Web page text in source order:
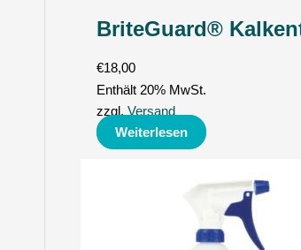
BriteGuard®
€18,00
Enthält 20% MwSt.
zzgl. Versand
Weiterlesen